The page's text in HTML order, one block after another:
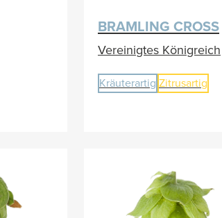
BRAMLING CROSS
Vereinigtes Königreich
Kräuterartig Zitrusartig